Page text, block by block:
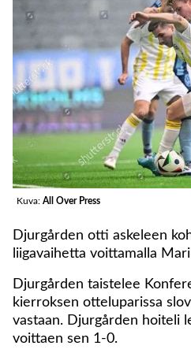
Kuva: All Over Press
Djurgården otti askeleen
liigavaihetta voittamalla
Djurgården taistelee
kierroksen otteluparissa
vastaan. Djurgården hoiteli
voittaen sen 1-0.